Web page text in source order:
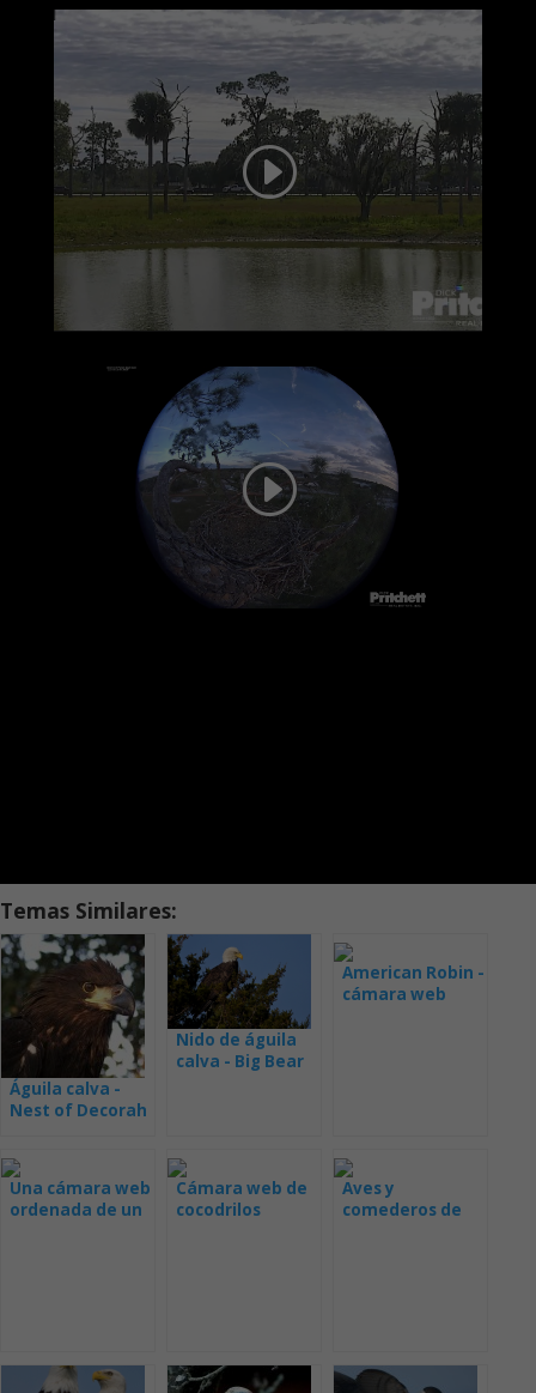
Temas Similares:
Águila calva -
Nest of Decorah
Nido de águila
calva - Big Bear
American Robin -
cámara web
Una cámara web
ordenada de un
Cámara web de
cocodrilos
Aves y
comederos de